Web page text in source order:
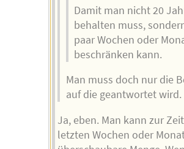
Damit man nicht 20
behalten muss,
paar Wochen oder
beschränken kann.
Man muss doch nur die
auf die geantwortet wird.
Ja, eben. Man kann zur
letzten Wochen oder